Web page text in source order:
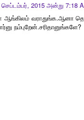
செப்டம்பர், 2015 அன்று 7:18
ஆங்கிலம் வராதுங்க.ஆனா
நம்புறேன்.சரிதானுங்களே?